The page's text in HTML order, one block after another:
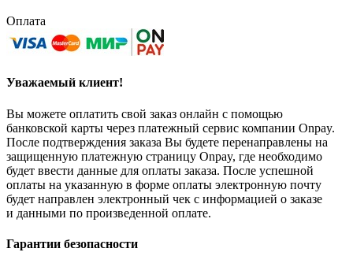
Оплата
Уважаемый клиент!
Вы можете оплатить свой заказ онлайн с помощью
банковской карты через платежный сервис компании Onpay.
После подтверждения заказа Вы будете перенаправлены на
защищенную платежную страницу Onpay, где необходимо
будет ввести данные для оплаты заказа. После успешной
оплаты на указанную в форме оплаты электронную почту
будет направлен электронный чек с информацией о заказе
и данными по произведенной оплате.
Гарантии безопасности